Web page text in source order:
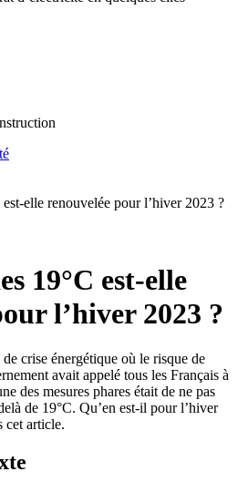
elle renouvelée pour l’hiver 2023 ?
19°C est-elle
l’hiver 2023 ?
crise énergétique où le risque de
avait appelé tous les Français à
des mesures phares était de ne pas
de 19°C. Qu’en est-il pour l’hiver
cet article.